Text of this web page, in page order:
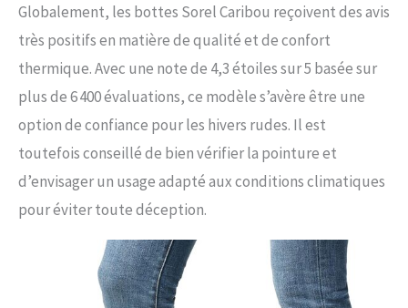
Globalement, les bottes Sorel Caribou reçoivent des avis
très positifs en matière de qualité et de confort
thermique. Avec une note de 4,3 étoiles sur 5 basée sur
plus de 6 400 évaluations, ce modèle s’avère être une
option de confiance pour les hivers rudes. Il est
toutefois conseillé de bien vérifier la pointure et
d’envisager un usage adapté aux conditions climatiques
pour éviter toute déception.